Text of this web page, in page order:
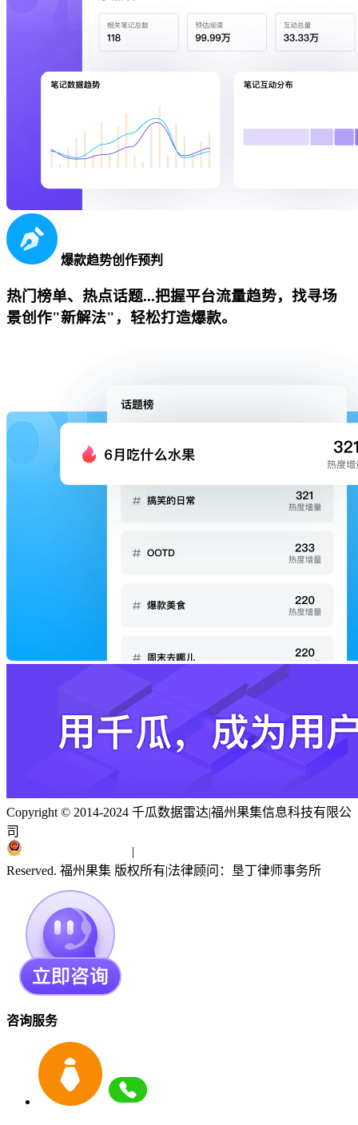
爆款趋势创作预判
热门榜单、热点话题...把握平台流量趋势，找寻场
景创作"新解法"，轻松打造爆款。
Copyright © 2014-2024 千瓜数据雷达|福州果集信息科技有限公
司
|
Reserved. 福州果集 版权所有|法律顾问：垦丁律师事务所
咨询服务